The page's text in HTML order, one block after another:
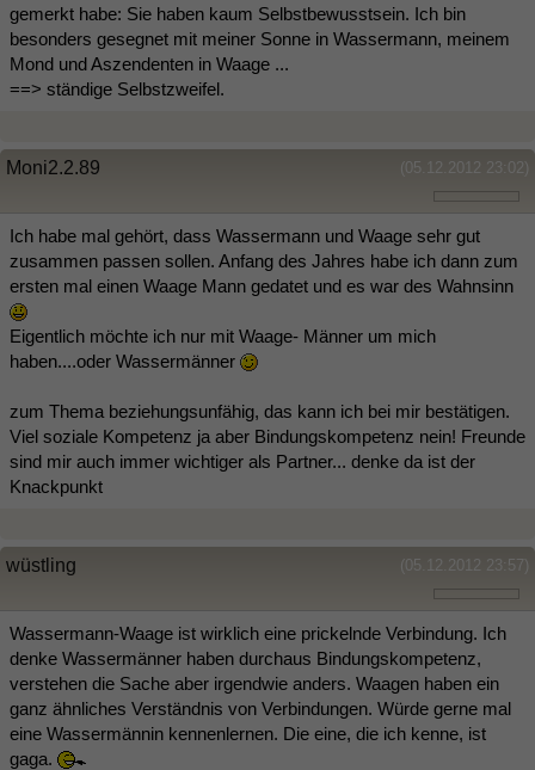
gemerkt habe: Sie haben kaum Selbstbewusstsein. Ich bin
besonders gesegnet mit meiner Sonne in Wassermann, meinem
Mond und Aszendenten in Waage ...
==> ständige Selbstzweifel.
(05.12.2012 23:02)
Moni2.2.89
Ich habe mal gehört, dass Wassermann und Waage sehr gut
zusammen passen sollen. Anfang des Jahres habe ich dann zum
ersten mal einen Waage Mann gedatet und es war des Wahnsinn
Eigentlich möchte ich nur mit Waage- Männer um mich
haben....oder Wassermänner
zum Thema beziehungsunfähig, das kann ich bei mir bestätigen.
Viel soziale Kompetenz ja aber Bindungskompetenz nein! Freunde
sind mir auch immer wichtiger als Partner... denke da ist der
Knackpunkt
(05.12.2012 23:57)
wüstling
Wassermann-Waage ist wirklich eine prickelnde Verbindung. Ich
denke Wassermänner haben durchaus Bindungskompetenz,
verstehen die Sache aber irgendwie anders. Waagen haben ein
ganz ähnliches Verständnis von Verbindungen. Würde gerne mal
eine Wassermännin kennenlernen. Die eine, die ich kenne, ist
gaga.